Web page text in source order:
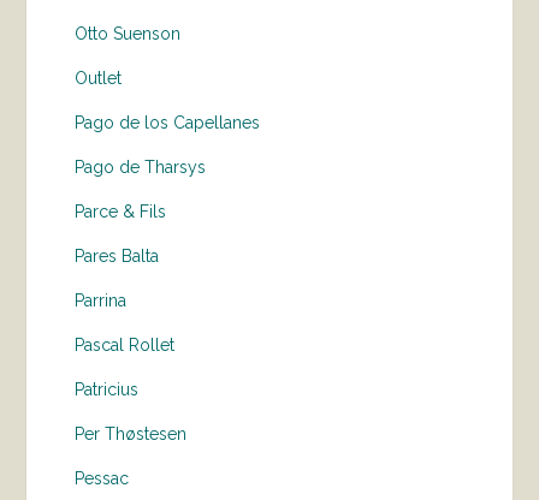
Otto Suenson
Outlet
Pago de los Capellanes
Pago de Tharsys
Parce & Fils
Pares Balta
Parrina
Pascal Rollet
Patricius
Per Thøstesen
Pessac